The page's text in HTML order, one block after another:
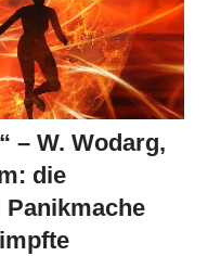
– W. Wodarg,
die